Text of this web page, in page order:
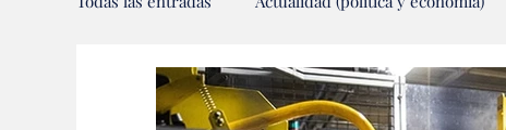
Ambiente Editorial Economía y